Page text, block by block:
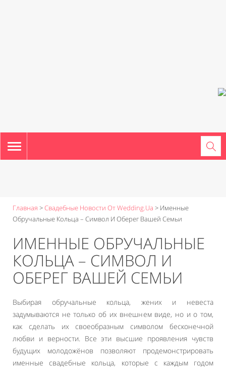
TOGGLE
NAVIGATION
Главная >Свадебные Новости От Wedding.ua > Именные
Обручальные Кольца – Символ И Оберег Вашей Семьи
ИМЕННЫЕ ОБРУЧАЛЬНЫЕ
КОЛЬЦА – СИМВОЛ И
ОБЕРЕГ ВАШЕЙ СЕМЬИ
Выбирая обручальные кольца, жених и невеста
задумываются не только об их внешнем виде, но и о том,
как сделать их своеобразным символом бесконечной
любви и верности. Все эти высшие проявления чувств
будущих молодожёнов позволяют продемонстрировать
именные свадебные кольца, которые с каждым годом